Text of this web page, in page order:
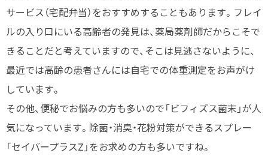
サービス（宅配弁当）をおすすめすることもあります。フレイ
ルの入り口にいる高齢者の発見は、薬局薬剤師だからこそで
きることだと考えていますので、そこは見逃さないように、
最近では高齢の患者さんには自宅での体重測定をお声がけ
しています。
その他、便秘でお悩みの方も多いので「ビフィズス菌末」が人
気になっています。除菌・消臭・花粉対策ができるスプレー
「セイバープラスZ」をお求めの方も多いですね。